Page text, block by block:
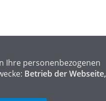
Ihre personenbezogenen
Betrieb der Webseite,